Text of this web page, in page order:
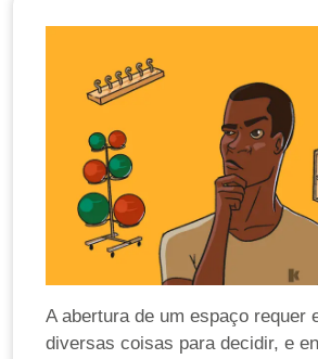
A abertura de um espaço requer
diversas coisas para decidir, e